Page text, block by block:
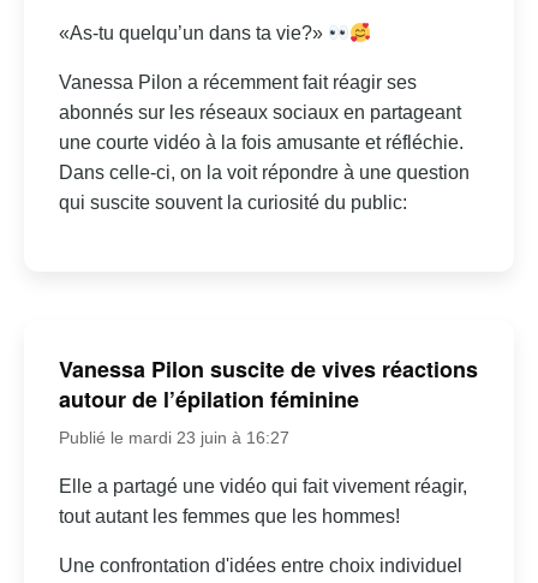
«As-tu quelqu’un dans ta vie?»
Vanessa Pilon a récemment fait réagir ses
abonnés sur les réseaux sociaux en partageant
une courte vidéo à la fois amusante et réfléchie.
Dans celle-ci, on la voit répondre à une question
qui suscite souvent la curiosité du public:
Vanessa Pilon suscite de vives réactions
autour de l’épilation féminine
Publié le mardi 23 juin à 16:27
Elle a partagé une vidéo qui fait vivement réagir,
tout autant les femmes que les hommes!
Une confrontation d'idées entre choix individuel